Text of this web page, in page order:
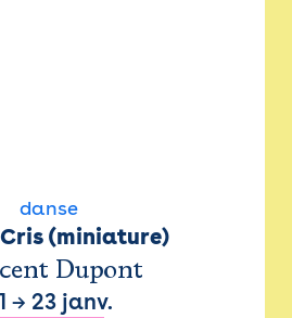
danse
(miniature)
Dupont
→ 23 janv.